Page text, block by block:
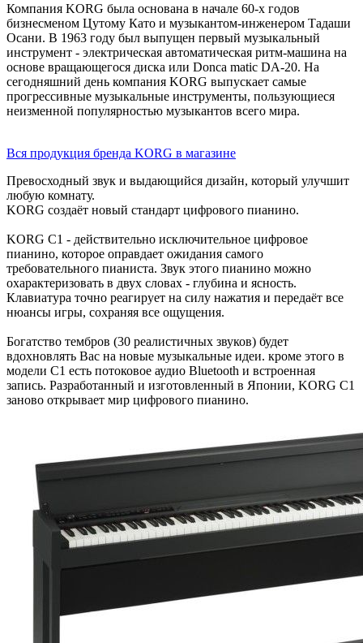
Компания KORG была основана в начале 60-х годов
бизнесменом Цутому Като и музыкантом-инженером Тадаши
Осани. В 1963 году был выпущен первый музыкальный
инструмент - электрическая автоматическая ритм-машина на
основе вращающегося диска или Donca matic DA-20. На
сегодняшний день компания KORG выпускает самые
прогрессивные музыкальные инструменты, пользующиеся
неизменной популярностью музыкантов всего мира.
Вся продукция бренда KORG в магазине
Превосходный звук и выдающийся дизайн, который улучшит
любую комнату.
KORG создаёт новый стандарт цифрового пианино.
KORG C1 - действительно исключительное цифровое
пианино, которое оправдает ожидания самого
требовательного пианиста. Звук этого пианино можно
охарактеризовать в двух словах - глубина и ясность.
Клавиатура точно реагирует на силу нажатия и передаёт все
нюансы игры, сохраняя все ощущения.
Богатство тембров (30 реалистичных звуков) будет
вдохновлять Вас на новые музыкальные идеи. кроме этого в
модели С1 есть потоковое аудио Bluetooth и встроенная
запись. Разработанный и изготовленный в Японии, KORG C1
заново открывает мир цифрового пианино.